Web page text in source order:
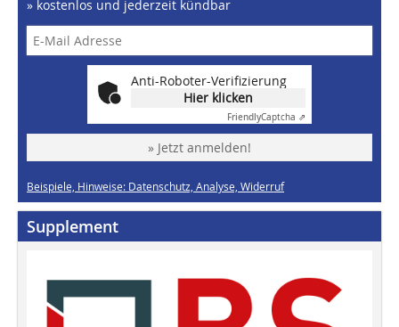
» kostenlos und jederzeit kündbar
Anti-Roboter-Verifizierung
Hier klicken
FriendlyCaptcha ⇗
» Jetzt anmelden!
Beispiele, Hinweise: Datenschutz, Analyse, Widerruf
Supplement